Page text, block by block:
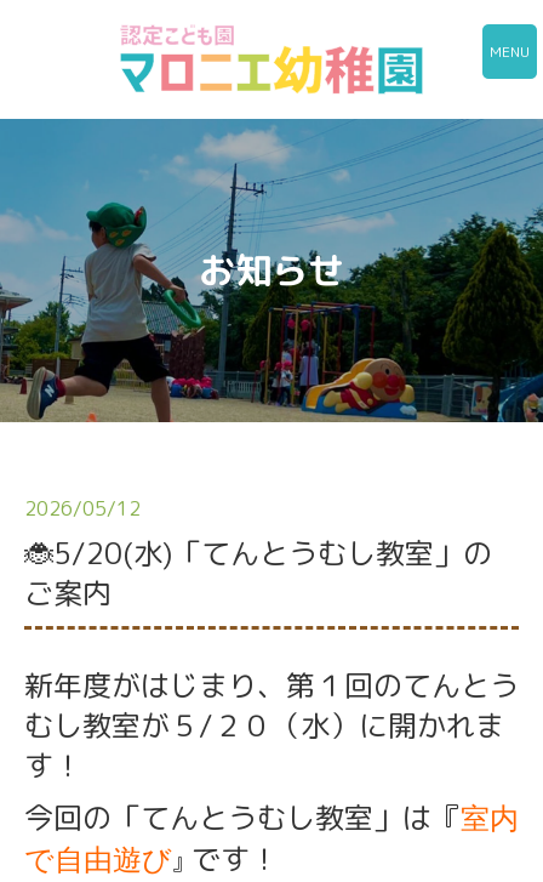
MENU
お知らせ
2026/05/12
🐞5/20(水)「てんとうむし教室」の
ご案内
新年度がはじまり、第１回のてんとう
むし教室が５/２０（水）に開かれま
す！
今回の「てんとうむし教室」は『室内
で自由遊び』 です！